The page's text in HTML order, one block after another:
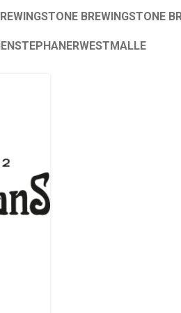
STONE BREWINGSTONE
WESTMALLE